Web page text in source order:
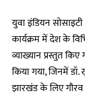
युवा इंडियन
कार्यक्रम में देश के
व्याख्यान प्रस्तुत
किया गया, जिनमें
झारखंड के लिए गौरव